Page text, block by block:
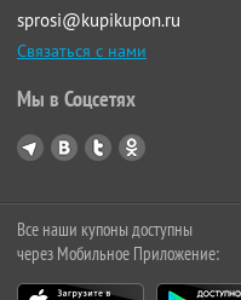
sprosi@kupikupon.ru
Связаться с нами
Мы в Соцсетях
Все наши купоны доступны
через Мобильное Приложение: